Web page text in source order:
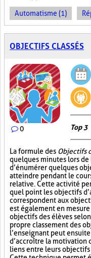
Automatisme (1)
OBJECTIFS CLASSÉS
0 Top 3
La formule des Objectifs
quelques minutes lors
d’énumérer quelques
atteindre pendant le
relative. Cette activité
quel point les objectifs
correspondent aux
est également en
objectifs des élèves
propre classement des
l’enseignant peut
d’accroître la motivation
liens entre leurs